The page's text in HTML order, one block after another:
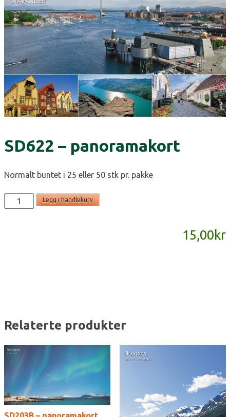
SD622 – panoramakort
Normalt buntet i 25 eller 50 stk pr. pakke
SD622
-
Legg i handlekurv
15,00kr
Relaterte produkter